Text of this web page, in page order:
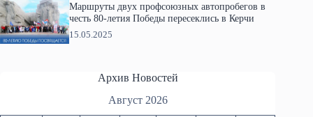
Маршруты двух профсоюзных автопробегов в
честь 80-летия Победы пересеклись в Керчи
15.05.2025
Архив Новостей
Август 2026